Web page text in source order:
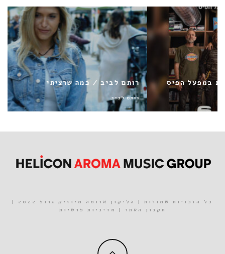
רותם לביב / כמה שרציתי
רותם לביב
כל הזכויות שמורות | הליקון ארומה מיוזיק גרופ 2022 |
תקנון האתר | מדיניות פרטיות